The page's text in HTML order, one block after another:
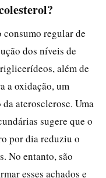
regular de
dos níveis de
além de
a oxidação, um
aterosclerose. Uma
sugere que o
por dia reduziu o
No entanto, são
esses achados e